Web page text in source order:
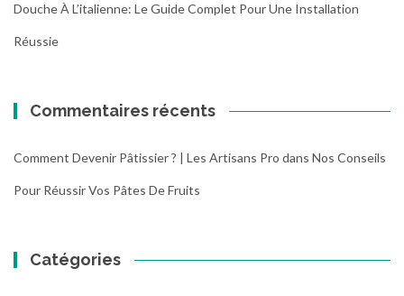
Douche À L’italienne: Le Guide Complet Pour Une Installation
Réussie
Commentaires récents
Comment Devenir Pâtissier ? | Les Artisans Pro dans Nos Conseils
Pour Réussir Vos Pâtes De Fruits
Catégories